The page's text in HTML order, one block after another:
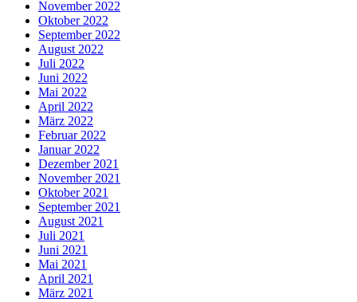
November 2022
Oktober 2022
September 2022
August 2022
Juli 2022
Juni 2022
Mai 2022
April 2022
März 2022
Februar 2022
Januar 2022
Dezember 2021
November 2021
Oktober 2021
September 2021
August 2021
Juli 2021
Juni 2021
Mai 2021
April 2021
März 2021